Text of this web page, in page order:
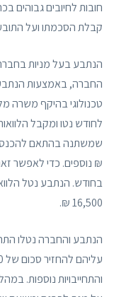
חובות לחיובים גבוהים
קבלת הסכמתו ועל
הנתבע בעל מניות
החברה, באמצעות
לחודש נטו ומקבל
בחודש. הנתבע נטל
16,500 ₪.
והתחייבויות נוספות.